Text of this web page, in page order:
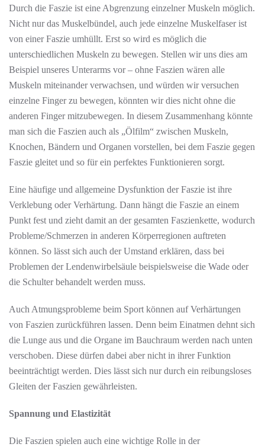
Durch die Faszie ist eine Abgrenzung einzelner Muskeln möglich.
Nicht nur das Muskelbündel, auch jede einzelne Muskelfaser ist
von einer Faszie umhüllt. Erst so wird es möglich die
unterschiedlichen Muskeln zu bewegen. Stellen wir uns dies am
Beispiel unseres Unterarms vor – ohne Faszien wären alle
Muskeln miteinander verwachsen, und würden wir versuchen
einzelne Finger zu bewegen, könnten wir dies nicht ohne die
anderen Finger mitzubewegen. In diesem Zusammenhang könnte
man sich die Faszien auch als „Ölfilm“ zwischen Muskeln,
Knochen, Bändern und Organen vorstellen, bei dem Faszie gegen
Faszie gleitet und so für ein perfektes Funktionieren sorgt.
Eine häufige und allgemeine Dysfunktion der Faszie ist ihre
Verklebung oder Verhärtung. Dann hängt die Faszie an einem
Punkt fest und zieht damit an der gesamten Faszienkette, wodurch
Probleme/Schmerzen in anderen Körperregionen auftreten
können. So lässt sich auch der Umstand erklären, dass bei
Problemen der Lendenwirbelsäule beispielsweise die Wade oder
die Schulter behandelt werden muss.
Auch Atmungsprobleme beim Sport können auf Verhärtungen
von Faszien zurückführen lassen. Denn beim Einatmen dehnt sich
die Lunge aus und die Organe im Bauchraum werden nach unten
verschoben. Diese dürfen dabei aber nicht in ihrer Funktion
beeinträchtigt werden. Dies lässt sich nur durch ein reibungsloses
Gleiten der Faszien gewährleisten.
Spannung und Elastizität
Die Faszien spielen auch eine wichtige Rolle in der